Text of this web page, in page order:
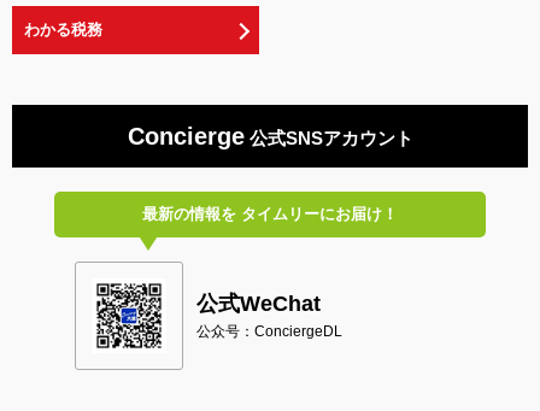
わかる税務
Concierge公式SNSアカウント
最新の情報をタイムリーにお届け！
公式WeChat
公众号：ConciergeDL